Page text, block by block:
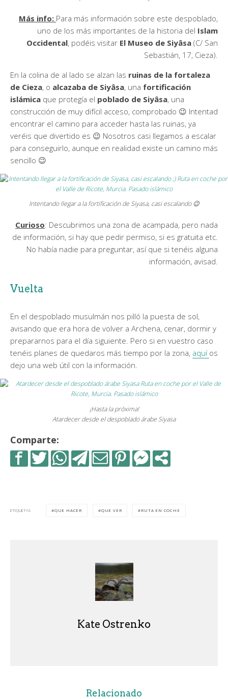
Más info: Para más información sobre este despoblado,
uno de los más importantes de la historia del Islam
Occidental, podéis visitar El Museo de Siyâsa (C/ San
Sebastián, 17, Cieza).
En la colina de al lado se alzan las ruinas de la fortaleza
de Cieza, o alcazaba de Siyâsa, una fortificación
islámica que protegía el poblado de Siyâsa, una
construcción de muy difícil acceso, comprobado 😉 Intentad
encontrar el camino para acceder hasta las ruinas, ya
veréis que divertido es 😉 Nosotros casi llegamos a escalar
para conseguirlo, aunque en realidad existe un camino más
sencillo 😉
Intentando llegar a la fortificación de Siyasa, casi escalando 😉
Curioso: Descubrimos una zona de acampada, pero nada
de información, si hay que pedir permiso, si es gratuita etc.
No había nadie para preguntar, así que si tenéis alguna
información, avisad.
Vuelta
En el despoblado musulmán nos pilló la puesta de sol,
avisando que era hora de volver a Archena, cenar, dormir y
prepararnos para el día siguiente. Pero si en vuestro caso
tenéis planes de quedaros más tiempo por la zona, aquí os
dejo una web útil con la información.
¡Hasta la próxima!
Atardecer desde el despoblado árabe Siyasa
Comparte:
ETIQUETAS QUE HACER QUE VER RUTA EN COCHE
Kate Ostrenko
Relacionado